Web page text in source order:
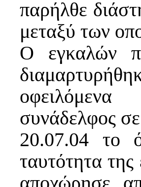
παρήλθε
μεταξύ των
Ο εγκαλών
συνάδελφος
20.07.04 το
ταυτότητα